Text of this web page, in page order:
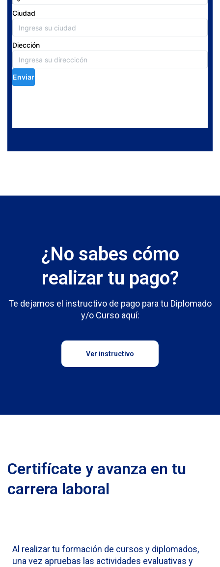
¿No sabes cómo
realizar tu pago?
Te dejamos el instructivo de pago para tu Diplomado
y/o Curso aquí:
Ver instructivo
Certifícate y avanza en tu
carrera laboral
Al realizar tu formación de cursos y diplomados,
una vez apruebas las actividades evaluativas y